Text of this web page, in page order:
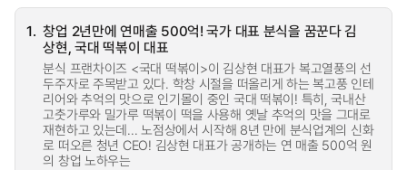
1. 창업 2년만에 연매출 500억! 국가 대표 분식을 꿈꾼다 김
상현, 국대 떡볶이 대표
분식 프랜차이즈 <국대 떡볶이>이 김상현 대표가 복고열풍의 선
두주자로 주목받고 있다. 학창 시절을 떠올리게 하는 복고풍 인테
리어와 추억의 맛으로 인기몰이 중인 국대 떡볶이! 특히, 국내산
고춧가루와 밀가루 떡볶이 떡을 사용해 옛날 추억의 맛을 그대로
재현하고 있는데... 노점상에서 시작해 8년 만에 분식업계의 신화
로 떠오른 청년 CEO! 김상현 대표가 공개하는 연 매출 500억 원
의 창업 노하우는